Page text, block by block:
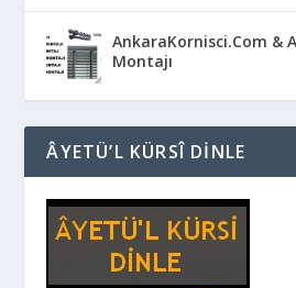
AnkaraKornisci.Com &
Montajı
ÂYETÜ’L KÜRSÎ DINLE